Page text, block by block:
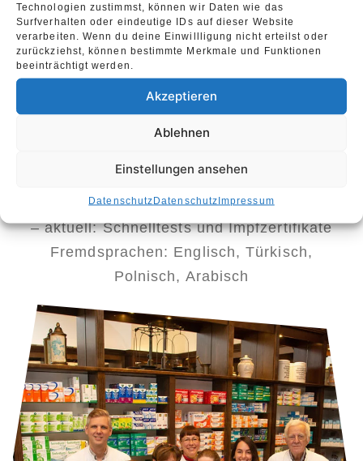
Technologien zustimmst, können wir Daten wie das
Surfverhalten oder eindeutige IDs auf dieser Website
verarbeiten. Wenn du deine Einwillligung nicht erteilst oder
zurückziehst, können bestimmte Merkmale und Funktionen
beeinträchtigt werden.
Akzeptieren
Ablehnen
Einstellungen ansehen
DatenschutzDatenschutzImpressum
bemüht. Eine traditionelle Apotheke in einem
sehr schönen Haus in der Altstadt Spandau.
Eine Besonderheit ist die von uns
hergestellte Lippencreme nach einem Rezept
von Dr. Neye.
– Eigenherstellung von Rezepturen aller Art
– Dermatologische Beratung
– Beratung jeder Art
– aktuell: Schnelltests und Impfzertifikate
Fremdsprachen: Englisch, Türkisch,
Polnisch, Arabisch